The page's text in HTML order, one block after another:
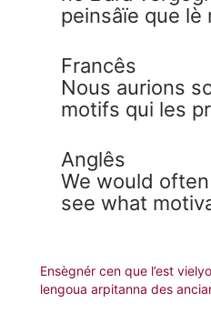
peinsâïe que lè
Francês
Nous aurions
motifs qui les
Anglês
We would
see what
Ensègnér cen que l’est
lengoua arpitanna des